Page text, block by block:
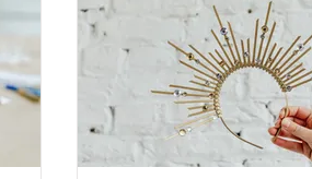
vrijgezellenfeest